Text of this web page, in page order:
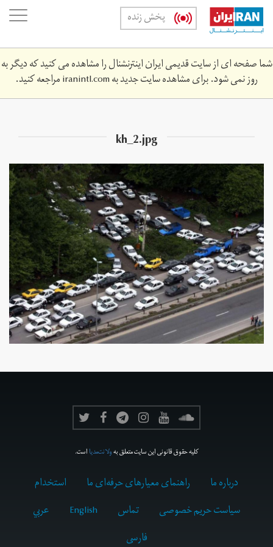
Skip
main
content
پخش زنده
شما صفحه ای از سایت قدیمی ایران اینترنشنال را مشاهده می کنید که دیگر به
روز نمی شود. برای مشاهده سایت جدید بهiranintl.comمراجعه کنید.
kh_2.jpg
کلیه حقوق قانونی این سایت متعلق بهولانت‌مدیااست.
درباره ما راهنمای معیارهای حرفه‌ای ما
استخدام
سیاست حریم خصوصی
تماس English
عربي
فارسى